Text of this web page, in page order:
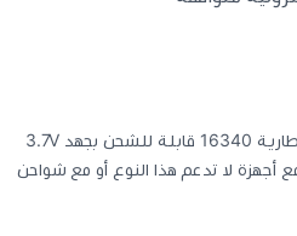
يرجى التأكد من أن جهازك يدعم بطارية 16340 قابلة للشحن بجهد 3.7V
أجهزة لا تدعم هذا النوع أو مع شواحن